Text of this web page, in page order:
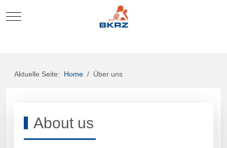
Mobile Menu Toggle
Aktuelle Seite: Home Über uns
About us